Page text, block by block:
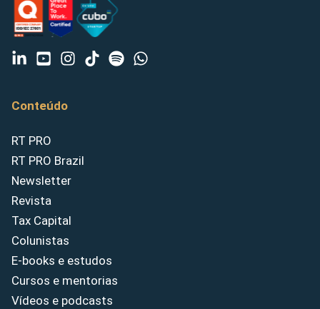
Conteúdo
RT PRO
RT PRO Brazil
Newsletter
Revista
Tax Capital
Colunistas
E-books e estudos
Cursos e mentorias
Vídeos e podcasts